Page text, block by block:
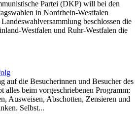
Partei (DKP) will bei den
in Nordrhein-Westfalen
beschlossen die
Westfalen und Ruhr-Westfalen die
auf die Besucherinnen und Besucher des
alles beim vorgeschriebenen Programm:
Ausweisen, Abschotten, Zensieren und
Selbst...